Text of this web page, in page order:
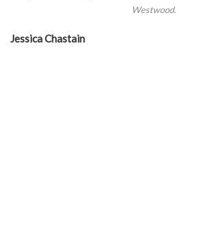
Westwood.
Jessica Chastain